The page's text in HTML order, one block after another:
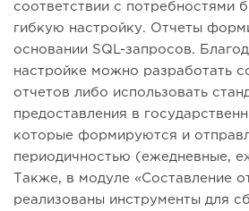
соответствии с потребностями
гибкую настройку. Отчеты
основании SQL-запросов.
настройке можно разработать
отчетов либо использовать
предоставления в
которые формируются и
периодичностью (ежедневные,
Также, в модуле «Составление
реализованы инструменты для